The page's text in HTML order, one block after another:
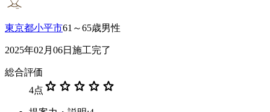
東京都小平市61～65歳男性
2025年02月06日施工完了
総合評価
4点 star star star star star